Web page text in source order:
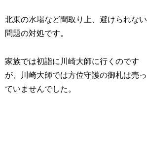
北東の水場など間取り上、避けられない
問題の対処です。
家族では初詣に川崎大師に行くのです
が、川崎大師では方位守護の御札は売っ
ていませんでした。